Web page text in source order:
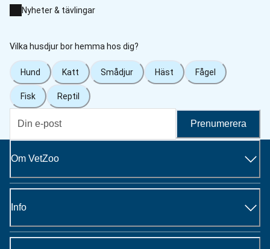
Nyheter & tävlingar
Vilka husdjur bor hemma hos dig?
Hund Katt Smådjur Häst Fågel
Fisk Reptil
Prenumerera
Om VetZoo
Info